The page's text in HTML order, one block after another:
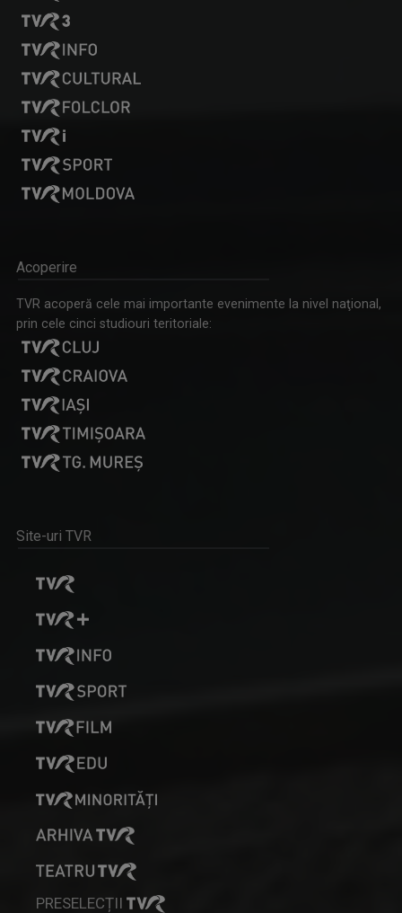
ARENA
Marți, ora 13.05
EDUCAȚIE 9
Miercuri, ora 13:05, la TVR3 și luni, ora ...
Reportaj de călătorie & gastronomie
FEKETELAKI TIBOR
Jurnalist tv - Compartiment Minorități TVR ...
Acoperire
TVR acoperă cele mai importante evenimente la nivel naţional,
prin cele cinci studiouri teritoriale:
Site-uri TVR
PRESELECȚII